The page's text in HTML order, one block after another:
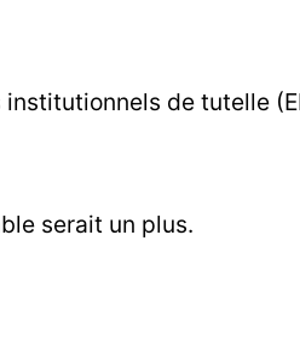
de tutelle
serait un plus.